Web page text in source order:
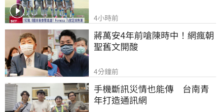
4小時前
蔣萬安4年前嗆陳時中！網瘋朝
聖舊文開酸
4分鐘前
手機斷訊災情也能傳　台南青
年打造通訊網